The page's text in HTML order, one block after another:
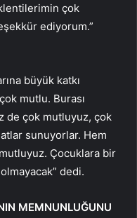
çok
ediyorum.”
büyük katkı
mutlu. Burası
de çok mutluyuz, çok
sunuyorlar. Hem
Çocuklara bir
dedi.
MEMNUNLUĞUNU